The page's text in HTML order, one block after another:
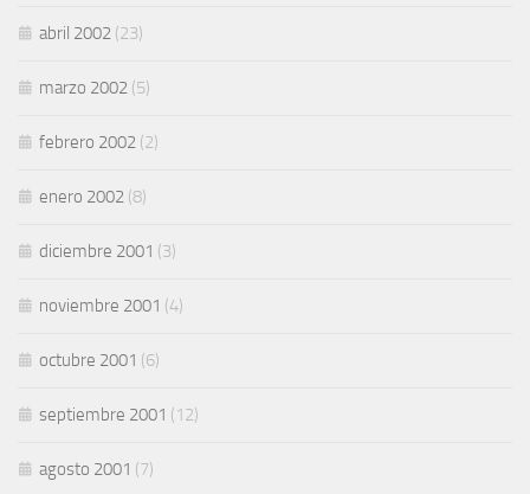
abril 2002 (23)
marzo 2002 (5)
febrero 2002 (2)
enero 2002 (8)
diciembre 2001 (3)
noviembre 2001 (4)
octubre 2001 (6)
septiembre 2001 (12)
agosto 2001 (7)